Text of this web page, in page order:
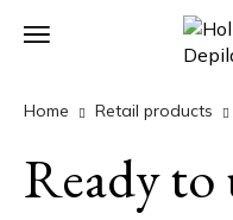
Home Retail products
Ready to